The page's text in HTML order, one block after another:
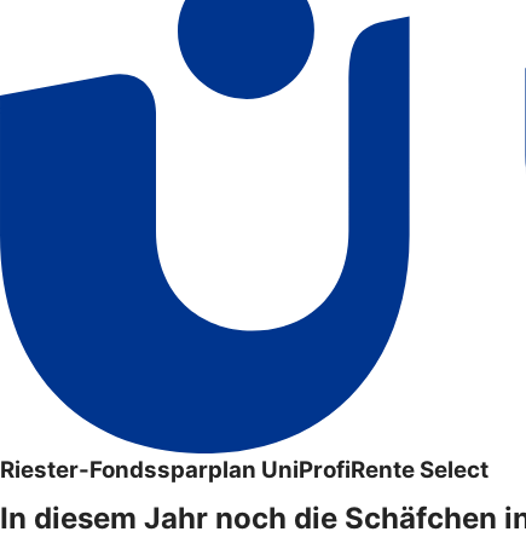
Riester-Fondssparplan UniProfiRente Select
In diesem Jahr noch die Schäfchen